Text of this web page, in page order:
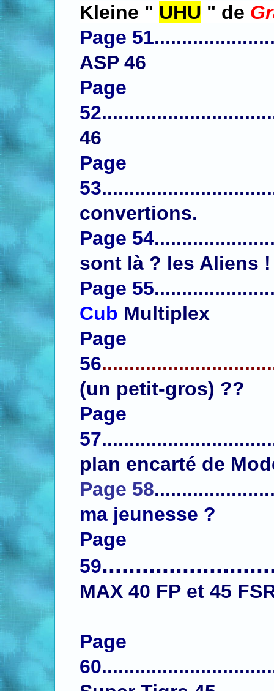
Kleine " UHU " de
Page 51
ASP 46
Page
52
46
Page
53
convertions.
Page 54
sont là ? les Aliens !
Page 55
Cub Multiplex
Page
56
(un petit-gros) ??
Page
57
plan encarté de
Page 58
ma jeunesse ?
Page
59
MAX 40 FP et 45
Page
60